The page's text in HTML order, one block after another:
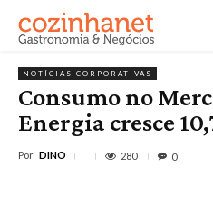
NOTÍCIAS CORPORATIVAS
Consumo no
Energia cresce
Por DINO 280 0